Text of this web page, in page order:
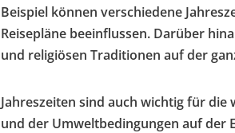
Beispiel können verschiedene
Reisepläne beeinflussen. Darüber
und religiösen Traditionen auf der
Jahreszeiten sind auch wichtig für die
und der Umweltbedingungen auf der